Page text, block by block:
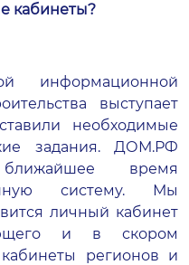
кабинеты?
информационной
выступает
необходимые
задания. ДОМ.РФ
время
систему. Мы
личный кабинет
и в скором
регионов и